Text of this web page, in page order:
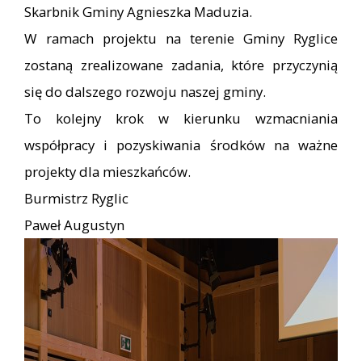
Skarbnik Gminy Agnieszka Maduzia.
W ramach projektu na terenie Gminy Ryglice
zostaną zrealizowane zadania, które przyczynią
się do dalszego rozwoju naszej gminy.
To kolejny krok w kierunku wzmacniania
współpracy i pozyskiwania środków na ważne
projekty dla mieszkańców.
Burmistrz Ryglic
Paweł Augustyn